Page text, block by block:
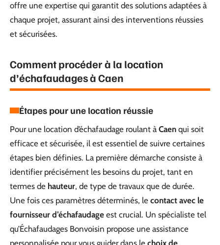
offre une expertise qui garantit des solutions adaptées à
chaque projet, assurant ainsi des interventions réussies
et sécurisées.
Comment procéder à la location
d’échafaudages à Caen
Étapes pour une location réussie
Pour une location d’échafaudage roulant à Caen qui soit
efficace et sécurisée, il est essentiel de suivre certaines
étapes bien définies. La première démarche consiste à
identifier précisément les besoins du projet, tant en
termes de hauteur, de type de travaux que de durée.
Une fois ces paramètres déterminés, le contact avec le
fournisseur d’échafaudage est crucial. Un spécialiste tel
qu’Échafaudages Bonvoisin propose une assistance
personnalisée pour vous guider dans le choix de